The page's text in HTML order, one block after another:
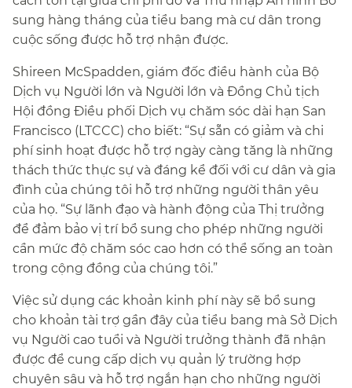
sung hàng tháng của tiểu bang mà cư dân trong
cuộc sống được hỗ trợ nhận được.​​
Shireen McSpadden, giám đốc điều hành của Bộ
Dịch vụ Người lớn và Người lớn và Đồng Chủ tịch
Hội đồng Điều phối Dịch vụ chăm sóc dài hạn San
Francisco (LTCCC) cho biết: “Sự sẵn có giảm và chi
phí sinh hoạt được hỗ trợ ngày càng tăng là những
thách thức thực sự và đáng kể đối với cư dân và gia
đình của chúng tôi hỗ trợ những người thân yêu
của họ. “Sự lãnh đạo và hành động của Thị trưởng
để đảm bảo vị trí bổ sung cho phép những người
cần mức độ chăm sóc cao hơn có thể sống an toàn
trong cộng đồng của chúng tôi.”​​
Việc sử dụng các khoản kinh phí này sẽ bổ sung
cho khoản tài trợ gần đây của tiểu bang mà Sở Dịch
vụ Người cao tuổi và Người trưởng thành đã nhận
được để cung cấp dịch vụ quản lý trường hợp
chuyên sâu và hỗ trợ ngắn hạn cho những người